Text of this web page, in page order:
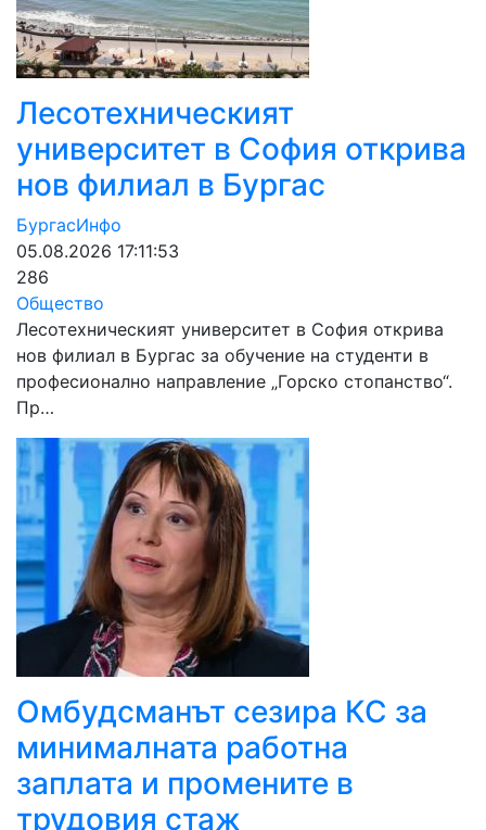
Лесотехническият
университет в София открива
нов филиал в Бургас
БургасИнфо
05.08.2026 17:11:53
286
Общество
Лесотехническият университет в София открива
нов филиал в Бургас за обучение на студенти в
професионално направление „Горско стопанство“.
Пр…
Омбудсманът сезира КС за
минималната работна
заплата и промените в
трудовия стаж